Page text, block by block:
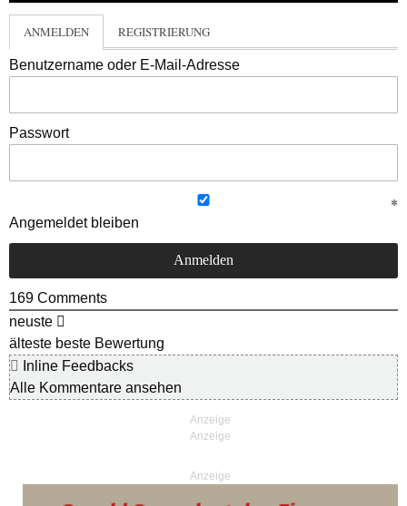
ANMELDEN REGISTRIERUNG
Benutzername oder E-Mail-Adresse
Passwort
Angemeldet bleiben
169 Comments
neuste
älteste beste Bewertung
Inline Feedbacks
Alle Kommentare ansehen
Anzeige